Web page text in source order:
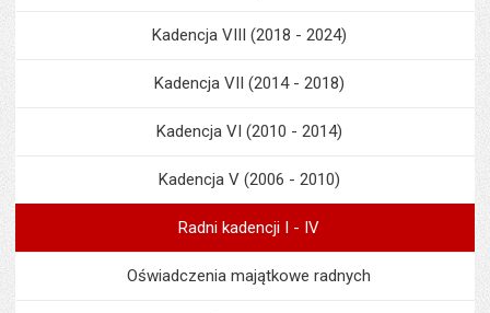
Kadencja VIII (2018 - 2024)
Kadencja VII (2014 - 2018)
Kadencja VI (2010 - 2014)
Kadencja V (2006 - 2010)
Radni kadencji I - IV
Oświadczenia majątkowe radnych